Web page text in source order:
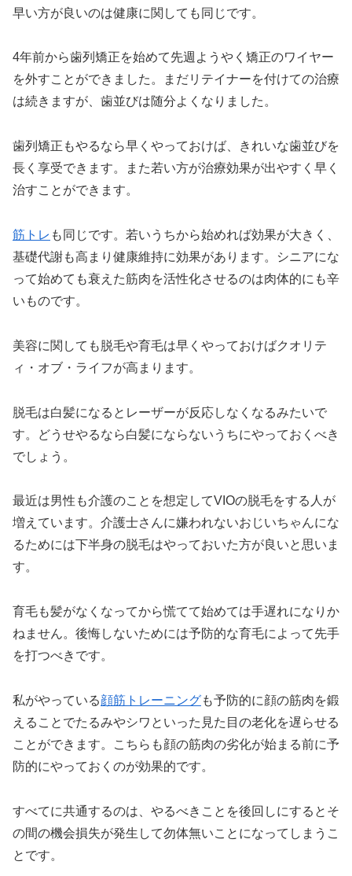
早い方が良いのは健康に関しても同じです。
4年前から歯列矯正を始めて先週ようやく矯正のワイヤー
を外すことができました。まだリテイナーを付けての治療
は続きますが、歯並びは随分よくなりました。
歯列矯正もやるなら早くやっておけば、きれいな歯並びを
長く享受できます。また若い方が治療効果が出やすく早く
治すことができます。
筋トレ も同じです。若いうちから始めれば効果が大きく、
基礎代謝も高まり健康維持に効果があります。シニアにな
って始めても衰えた筋肉を活性化させるのは肉体的にも辛
いものです。
美容に関しても脱毛や育毛は早くやっておけばクオリテ
ィ・オブ・ライフが高まります。
脱毛は白髪になるとレーザーが反応しなくなるみたいで
す。どうせやるなら白髪にならないうちにやっておくべき
でしょう。
最近は男性も介護のことを想定してVIOの脱毛をする人が
増えています。介護士さんに嫌われないおじいちゃんにな
るためには下半身の脱毛はやっておいた方が良いと思いま
す。
育毛も髪がなくなってから慌てて始めては手遅れになりか
ねません。後悔しないためには予防的な育毛によって先手
を打つべきです。
私がやっている顔筋トレーニングも予防的に顔の筋肉を鍛
えることでたるみやシワといった見た目の老化を遅らせる
ことができます。こちらも顔の筋肉の劣化が始まる前に予
防的にやっておくのが効果的です。
すべてに共通するのは、やるべきことを後回しにするとそ
の間の機会損失が発生して勿体無いことになってしまうこ
とです。